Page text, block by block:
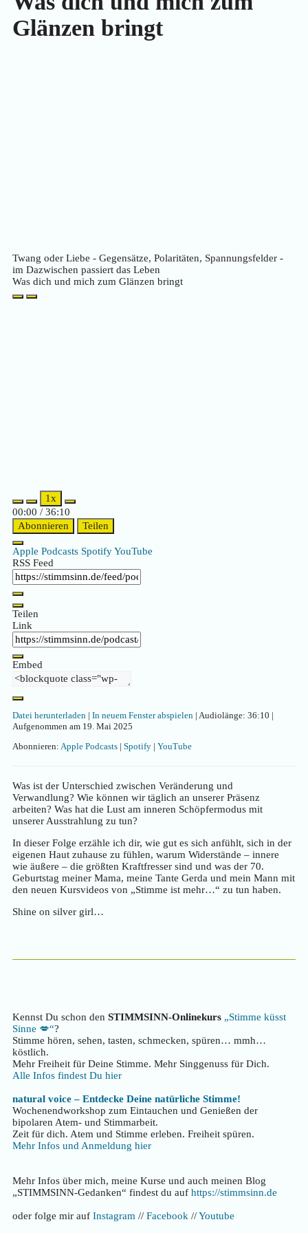
Glänzen bringt
Twang oder Liebe - Gegensätze, Polaritäten, Spannungsfelder -
im Dazwischen passiert das Leben
Was dich und mich zum Glänzen bringt
PlayPause
1x
00:00 / 36:10
Abonnieren
Teilen
Apple Podcasts SpotifyYouTube
RSS Feed
Teilen
Link
Embed
Datei herunterladen | In neuem Fenster abspielen | Audiolänge: 36:10 |
Aufgenommen am 19. Mai 2025
Abonnieren: Apple Podcasts | Spotify | YouTube
Was ist der Unterschied zwischen Veränderung und
Verwandlung? Wie können wir täglich an unserer Präsenz
arbeiten? Was hat die Lust am inneren Schöpfermodus mit
unserer Ausstrahlung zu tun?
In dieser Folge erzähle ich dir, wie gut es sich anfühlt, sich in der
eigenen Haut zuhause zu fühlen, warum Widerstände – innere
wie äußere – die größten Kraftfresser sind und was der 70.
Geburtstag meiner Mama, meine Tante Gerda und mein Mann mit
den neuen Kursvideos von „Stimme ist mehr…“ zu tun haben.
Shine on silver girl…
Kennst Du schon den STIMMSINN-Onlinekurs „Stimme küsst
Sinne 💋“?
Stimme hören, sehen, tasten, schmecken, spüren… mmh…
köstlich.
Mehr Freiheit für Deine Stimme. Mehr Singgenuss für Dich.
Alle Infos findest Du hier
natural voice – Entdecke Deine natürliche Stimme!
Wochenendworkshop zum Eintauchen und Genießen der
bipolaren Atem- und Stimmarbeit.
Zeit für dich. Atem und Stimme erleben. Freiheit spüren.
Mehr Infos und Anmeldung hier
Mehr Infos über mich, meine Kurse und auch meinen Blog
„STIMMSINN-Gedanken“ findest du auf https://stimmsinn.de
oder folge mir auf Instagram // Facebook //Youtube